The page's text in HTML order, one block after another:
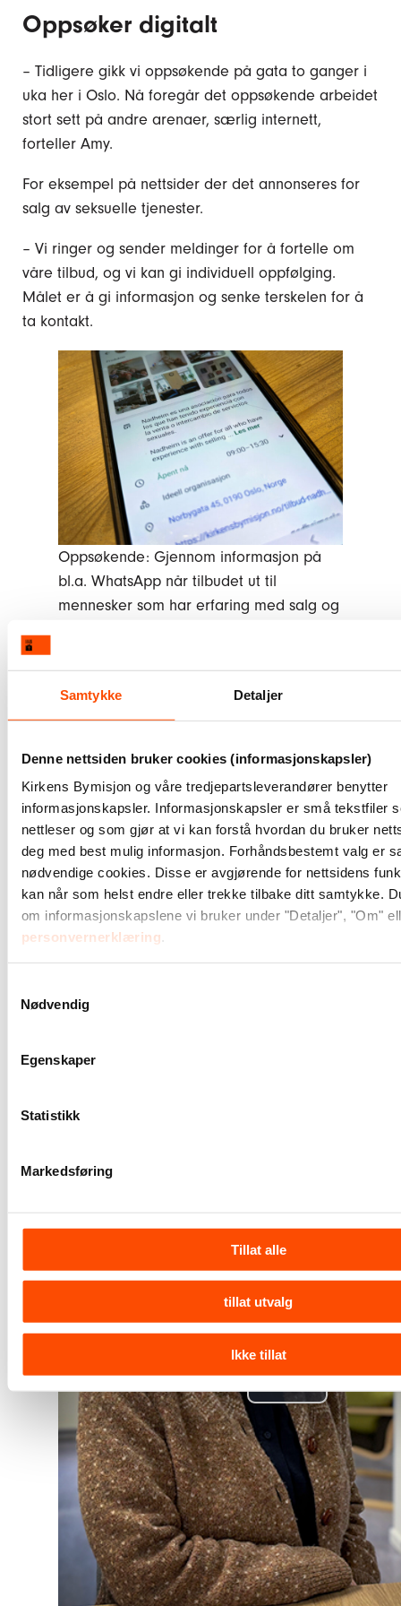
Samtykke Detaljer
Denne nettsiden bruker cookies (informasjonskapsler)
Kirkens Bymisjon og våre tredjepartsleverandører benytter
informasjonskapsler. Informasjonskapsler er små tekstfiler
nettleser og som gjør at vi kan forstå hvordan du bruker
deg med best mulig informasjon. Forhåndsbestemt valg er
nødvendige cookies. Disse er avgjørende for nettsidens
kan når som helst endre eller trekke tilbake ditt samtykke.
om informasjonskapslene vi bruker under "Detaljer", "Om"
personvernerklæring.
Nødvendig
Egenskaper
Statistikk
Markedsføring
Tillat alle
tillat utvalg
Ikke tillat
Oppsøker digitalt
– Tidligere gikk vi oppsøkende på gata to ganger i
uka her i Oslo. Nå foregår det oppsøkende arbeidet
stort sett på andre arenaer, særlig internett,
forteller Amy.
For eksempel på nettsider der det annonseres for
salg av seksuelle tjenester.
– Vi ringer og sender meldinger for å fortelle om
våre tilbud, og vi kan gi individuell oppfølging.
Målet er å gi informasjon og senke terskelen for å
ta kontakt.
Oppsøkende: Gjennom informasjon på
bl.a. WhatsApp når tilbudet ut til
mennesker som har erfaring med salg og
Noen ønsker bare å hente gratis kondomer og glid
hos oss, mens andre trenger helsetjenester,
støttesamtaler eller å delta på sosiale
– Derfor er det viktig for oss å være så tilgjengelige
som mulig. Mange lever uforutsigbare liv, så drop-
in-tilbudet er viktig. Det gir oss også mulighet til å
avdekke andre behov vi kan bistå med.
Amy forklarer videre at målgruppen er veldig mobil
og reiser mye rundt i landet. De tilbyr derfor også
oppfølging over telefon. Og drar stor nytte av og
jobber tett sammen med Kirkens Bymisjons tilbud i
Trondheim.
Hør Amy fortelle om arbeidet:
Play
Video